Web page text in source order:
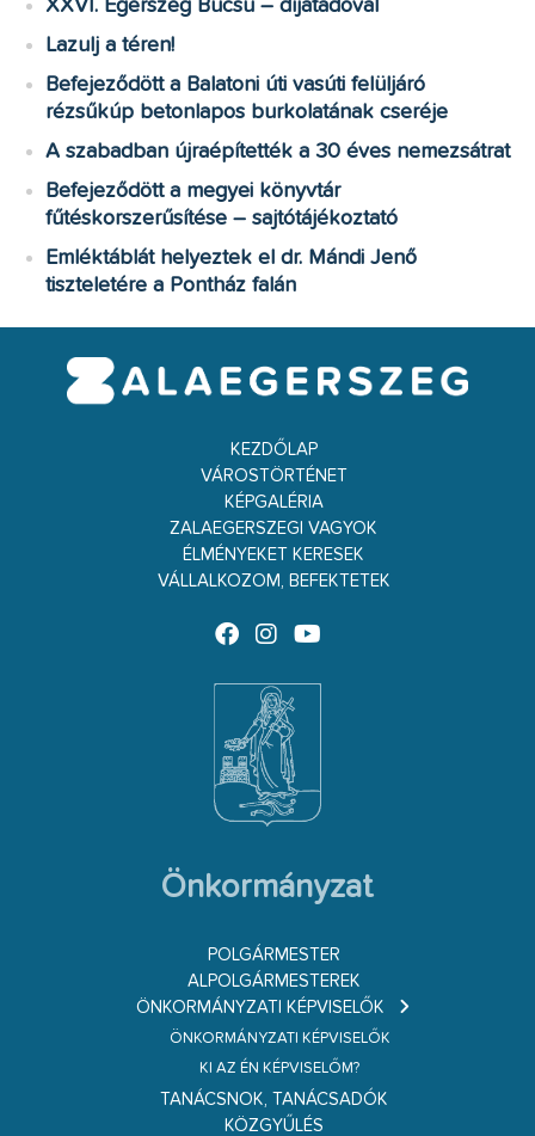
XXVI. Egerszeg Búcsú – díjátadóval
Lazulj a téren!
Befejeződött a Balatoni úti vasúti felüljáró
rézsűkúp betonlapos burkolatának cseréje
A szabadban újraépítették a 30 éves nemezsátrat
Befejeződött a megyei könyvtár
fűtéskorszerűsítése – sajtótájékoztató
Emléktáblát helyeztek el dr. Mándi Jenő
tiszteletére a Pontház falán
KEZDŐLAP
VÁROSTÖRTÉNET
KÉPGALÉRIA
ZALAEGERSZEGI VAGYOK
ÉLMÉNYEKET KERESEK
VÁLLALKOZOM, BEFEKTETEK
Önkormányzat
POLGÁRMESTER
ALPOLGÁRMESTEREK
ÖNKORMÁNYZATI KÉPVISELŐK
ÖNKORMÁNYZATI KÉPVISELŐK
KI AZ ÉN KÉPVISELŐM?
TANÁCSNOK, TANÁCSADÓK
KÖZGYŰLÉS